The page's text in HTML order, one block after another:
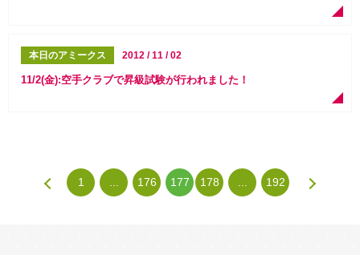
本日のアミークス 2012 / 11 / 02
11/2(金):空手クラブで昇級試験が行われました！
1 176 177 178 192